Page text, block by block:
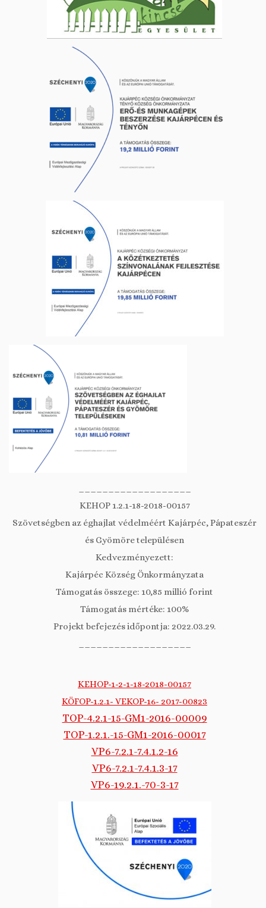
KEHOP 1.2.1-18-2018-00157
Szövetségben az éghajlat védelméért Kajárpéc, Pápateszér
és Gyömöre településen
Kedvezményezett:
Kajárpéc Község Önkormányzata
Támogatás összege: 10,85 millió forint
Támogatás mértéke: 100%
Projekt befejezés időpontja: 2022.03.29.
KEHOP-1-2-1-18-2018-00157
KÖFOP-1.2.1- VEKOP-16- 2017-00823
TOP-4.2.1-15-GM1-2016-00009
TOP-1.2.1.-15-GM1-2016-00017
VP6-7.2.1-7.4.1.2-16
VP6-7.2.1-7.4.1.3-17
VP6-19.2.1.-70-3-17